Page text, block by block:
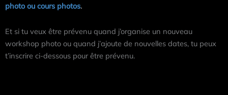
photo ou cours photos.
Et si tu veux être prévenu quand j’organise un nouveau
workshop photo ou quand j’ajoute de nouvelles dates, tu peux
t’inscrire ci-dessous pour être prévenu.